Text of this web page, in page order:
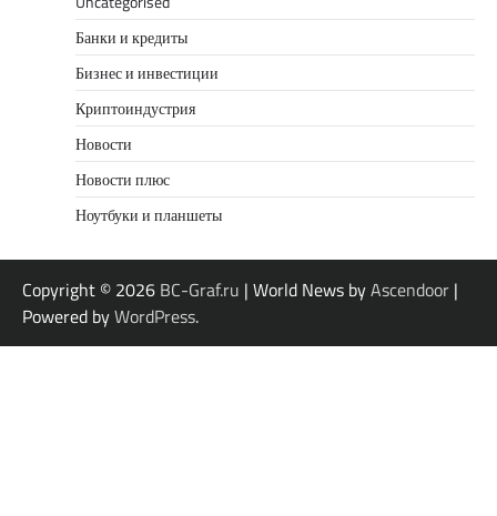
Банки и кредиты
Бизнес и инвестиции
Криптоиндустрия
Новости
Новости плюс
Ноутбуки и планшеты
Copyright © 2026 BC-Graf.ru | World News byAscendoor |
Powered byWordPress.